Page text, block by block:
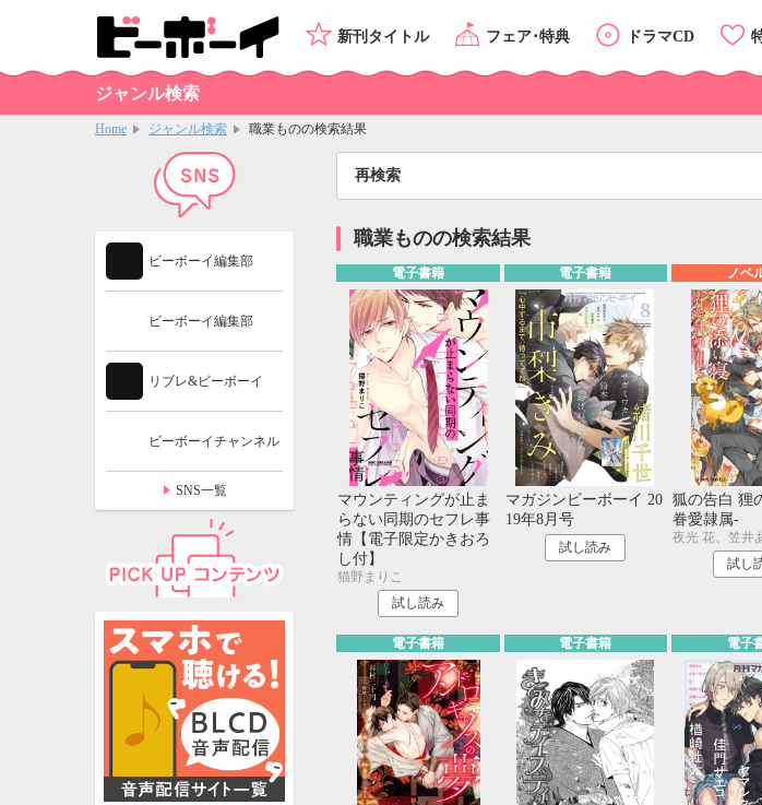
新刊タイトル フェア･特典 ドラマCD
ジャンル検索
Home ジャンル検索 職業ものの検索結果
再検索
職業ものの検索結果
電子書籍
マウンティングが止ま
らない同期のセフレ事
情【電子限定かきおろ
し付】
猫野まりこ
試し読み
電子書籍
マガジンビーボーイ 20
19年8月号
試し読み
ノベ
狐の告白 狸
眷愛隷属-
夜光 花、笠井
試し
電子書籍 電子書籍 電子
カテゴリ
ビーボーイ編集部
ビーボーイ編集部
リブレ&ビーボーイ
ビーボーイチャンネル
SNS一覧